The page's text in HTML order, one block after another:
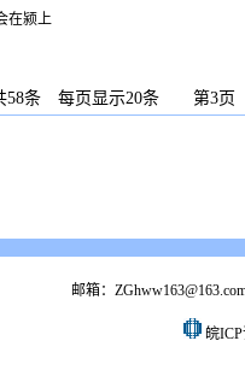
在颍上
条 每页显示20条 第3页
邮箱：
皖